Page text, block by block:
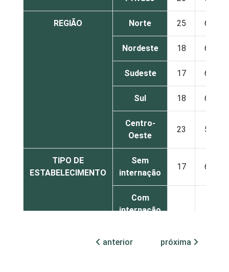
REGIÃO Norte 25 65
Nordeste 18 68
Sudeste 17 63
Sul 18 60
Centro-
Oeste
23 58
TIPO DE
ESTABELECIMENTO
Sem
internação
17 62
Com
internação
anterior próxima